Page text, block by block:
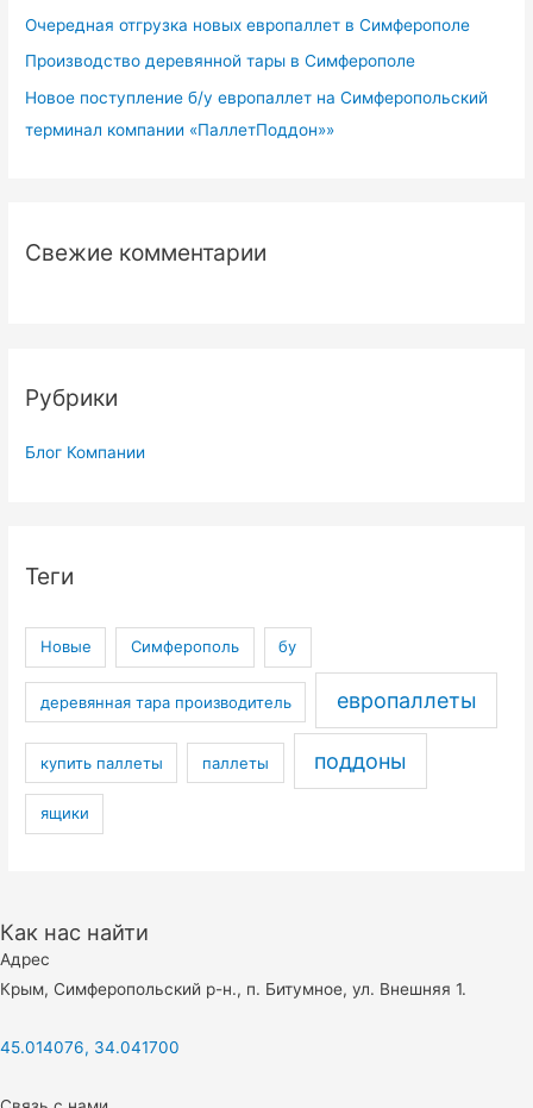
Очередная отгрузка новых европаллет в Симферополе
Производство деревянной тары в Симферополе
Новое поступление б/у европаллет на Симферопольский
терминал компании «ПаллетПоддон»»
Свежие комментарии
Рубрики
Блог Компании
Теги
Новые Симферополь бу
деревянная тара производитель европаллеты
купить паллеты паллеты поддоны
ящики
Как нас найти
Адрес
Крым, Симферопольский р-н., п. Битумное, ул. Внешняя 1.
45.014076, 34.041700